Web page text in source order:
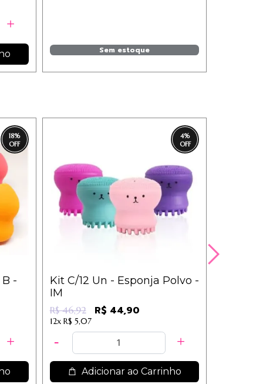
Sem estoque
18%
-
4%
Kit C/12 Un - Esponja Polvo -
IM
R$ 46,92 R$ 44,90
12x R$ 5,07
Adicionar ao Carrinho